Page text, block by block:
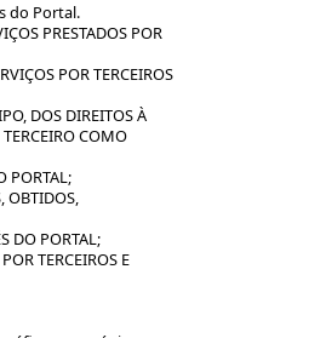
do Portal.
PRESTADOS POR
POR TERCEIROS
DOS DIREITOS À
COMO
PORTAL;
OBTIDOS,
DO PORTAL;
TERCEIROS E